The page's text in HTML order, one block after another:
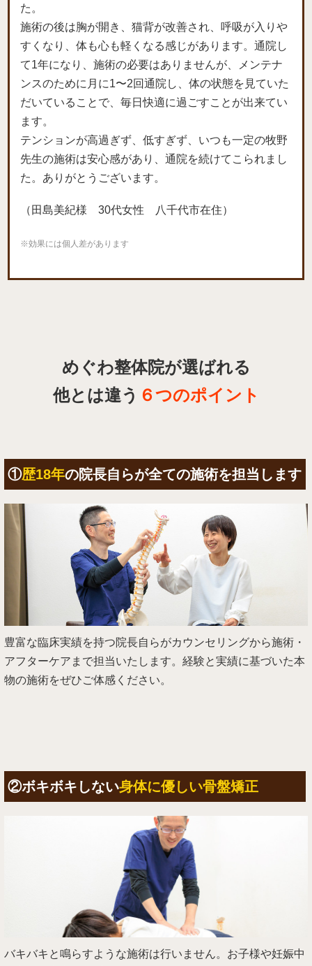
た。
施術の後は胸が開き、猫背が改善され、呼吸が入りや
すくなり、体も心も軽くなる感じがあります。通院し
て1年になり、施術の必要はありませんが、メンテナ
ンスのために月に1〜2回通院し、体の状態を見ていた
だいていることで、毎日快適に過ごすことが出来てい
ます。
テンションが高過ぎず、低すぎず、いつも一定の牧野
先生の施術は安心感があり、通院を続けてこられまし
た。ありがとうございます。
（田島美紀様 30代女性 八千代市在住）
※効果には個人差があります
めぐわ整体院が選ばれる
他とは違う ６つのポイント
①歴18年の院長自らが全ての施術を担当します
豊富な臨床実績を持つ院長自らがカウンセリングから施術・
アフターケアまで担当いたします。経験と実績に基づいた本
物の施術をぜひご体感ください。
②ボキボキしない身体に優しい骨盤矯正
バキバキと鳴らすような施術は行いません。お子様や妊娠中